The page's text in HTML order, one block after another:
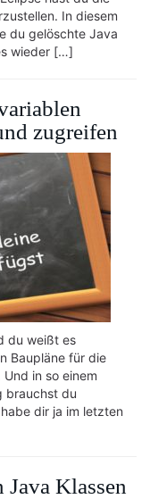
In diesem
du gelöschte Java
wieder […]
zugreifen
du weißt es
Baupläne für die
in so einem
brauchst du
dir ja im letzten
Java Klassen